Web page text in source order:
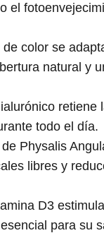
el
color se
natural y
retiene
todo el día.
Physalis
libres y
D3
para su